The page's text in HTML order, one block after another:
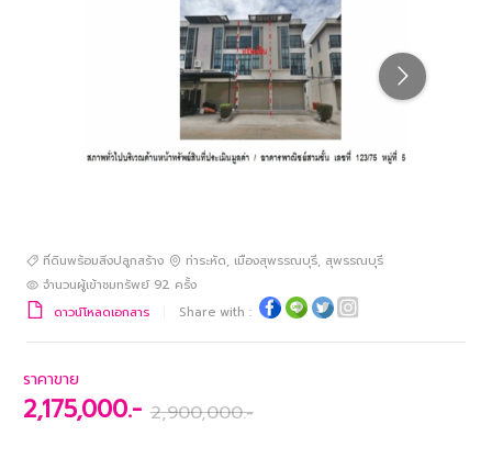
ที่ดินพร้อมสิ่งปลูกสร้าง ท่าระหัด, เมืองสุพรรณบุรี, สุพรรณบุรี
จำนวนผู้เข้าชมทรัพย์ 92 ครั้ง
ดาวน์โหลดเอกสาร
Share with :
ราคาขาย
2,175,000.- 2,900,000.-